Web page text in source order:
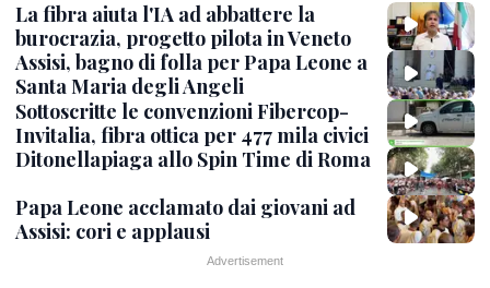
La fibra aiuta l'IA ad abbattere la
burocrazia, progetto pilota in Veneto
Assisi, bagno di folla per Papa Leone a
Santa Maria degli Angeli
Sottoscritte le convenzioni Fibercop-
Invitalia, fibra ottica per 477 mila civici
Ditonellapiaga allo Spin Time di Roma
Papa Leone acclamato dai giovani ad
Assisi: cori e applausi